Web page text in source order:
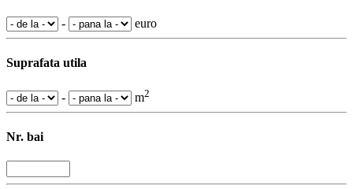
- euro
Suprafata utila
- m2
Nr. bai